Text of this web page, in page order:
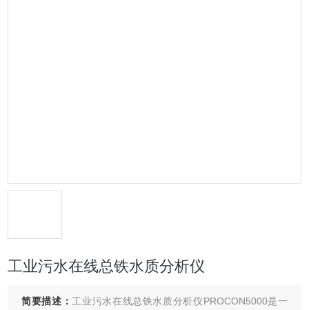
工业污水在线总铁水质分析仪
简要描述： 工业污水在线总铁水质分析仪PROCON5000是一